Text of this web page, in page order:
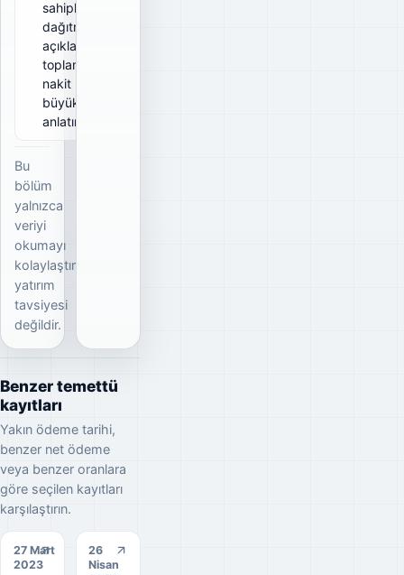
sahiplerine
dağıtmayı
açıkladığı
toplam brüt
nakit
büyüklüğünü
anlatır.
Bu
bölüm
yalnızca
veriyi
okumayı
kolaylaştırır;
yatırım
tavsiyesi
değildir.
Benzer temettü
kayıtları
Yakın ödeme tarihi,
benzer net ödeme
veya benzer oranlara
göre seçilen kayıtları
karşılaştırın.
27 Mart
2023
26
Nisan